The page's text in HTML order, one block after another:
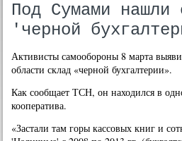
Под Сумами нашли
'черной
Активисты самообороны 8 марта
области склад «черной бухгалтерии».
Как сообщает ТСН, он находился в
кооператива.
«Застали там горы кассовых книг и